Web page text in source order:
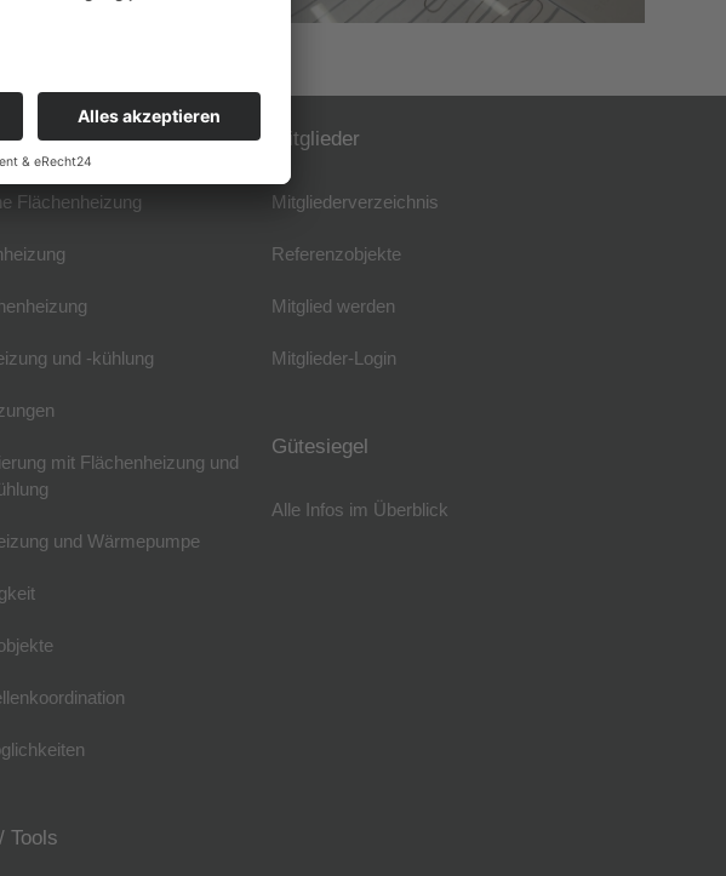
Flächenheizung
und -kühlung
mit Flächenheizung und
und Wärmepumpe
Tools
Mitglieder
Mitgliederverzeichnis
Referenzobjekte
Mitglied werden
Mitglieder-Login
Gütesiegel
Alle Infos im Überblick